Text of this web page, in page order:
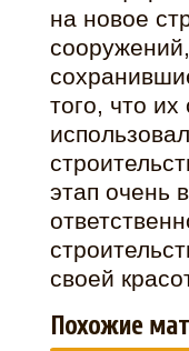
на новое
того, что
этап очень
своей
Похожие